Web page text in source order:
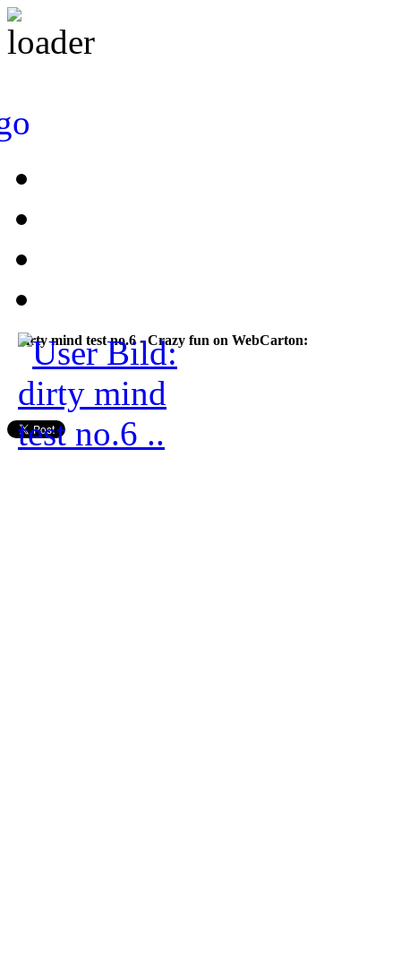
dirty mind test no.6 - Crazy fun on WebCarton: